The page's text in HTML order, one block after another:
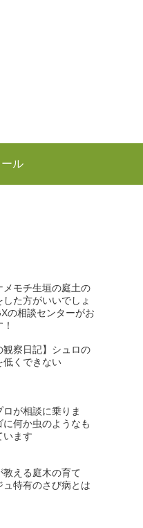
ル
メモチ生垣の庭土の
した方がいいでしょ
の相談センターがお
観察日記】シュロの
低くできない
ロが相談に乗りま
に何か虫のようなも
います
教える庭木の育て
ュ特有のさび病とは